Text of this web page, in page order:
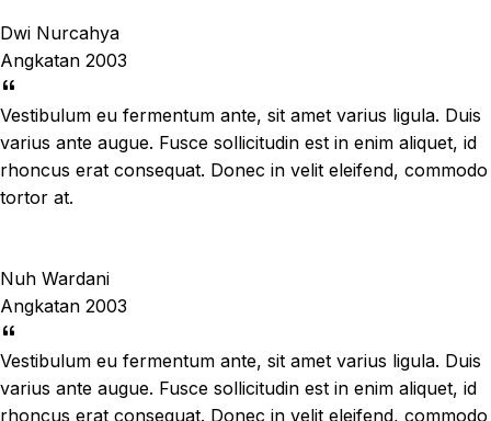
Dwi Nurcahya
Angkatan 2003
Vestibulum eu fermentum ante, sit amet varius ligula. Duis
varius ante augue. Fusce sollicitudin est in enim aliquet, id
rhoncus erat consequat. Donec in velit eleifend, commodo
tortor at.
Nuh Wardani
Angkatan 2003
Vestibulum eu fermentum ante, sit amet varius ligula. Duis
varius ante augue. Fusce sollicitudin est in enim aliquet, id
rhoncus erat consequat. Donec in velit eleifend, commodo